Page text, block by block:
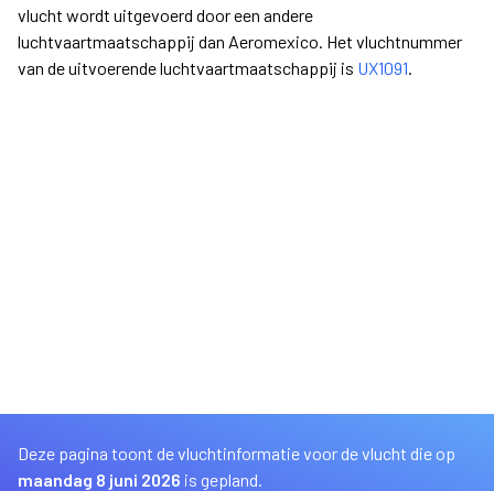
vlucht wordt uitgevoerd door een andere
luchtvaartmaatschappij dan Aeromexico. Het vluchtnummer
van de uitvoerende luchtvaartmaatschappij is UX1091.
Deze pagina toont de vluchtinformatie voor de vlucht die op
maandag 8 juni 2026 is gepland.